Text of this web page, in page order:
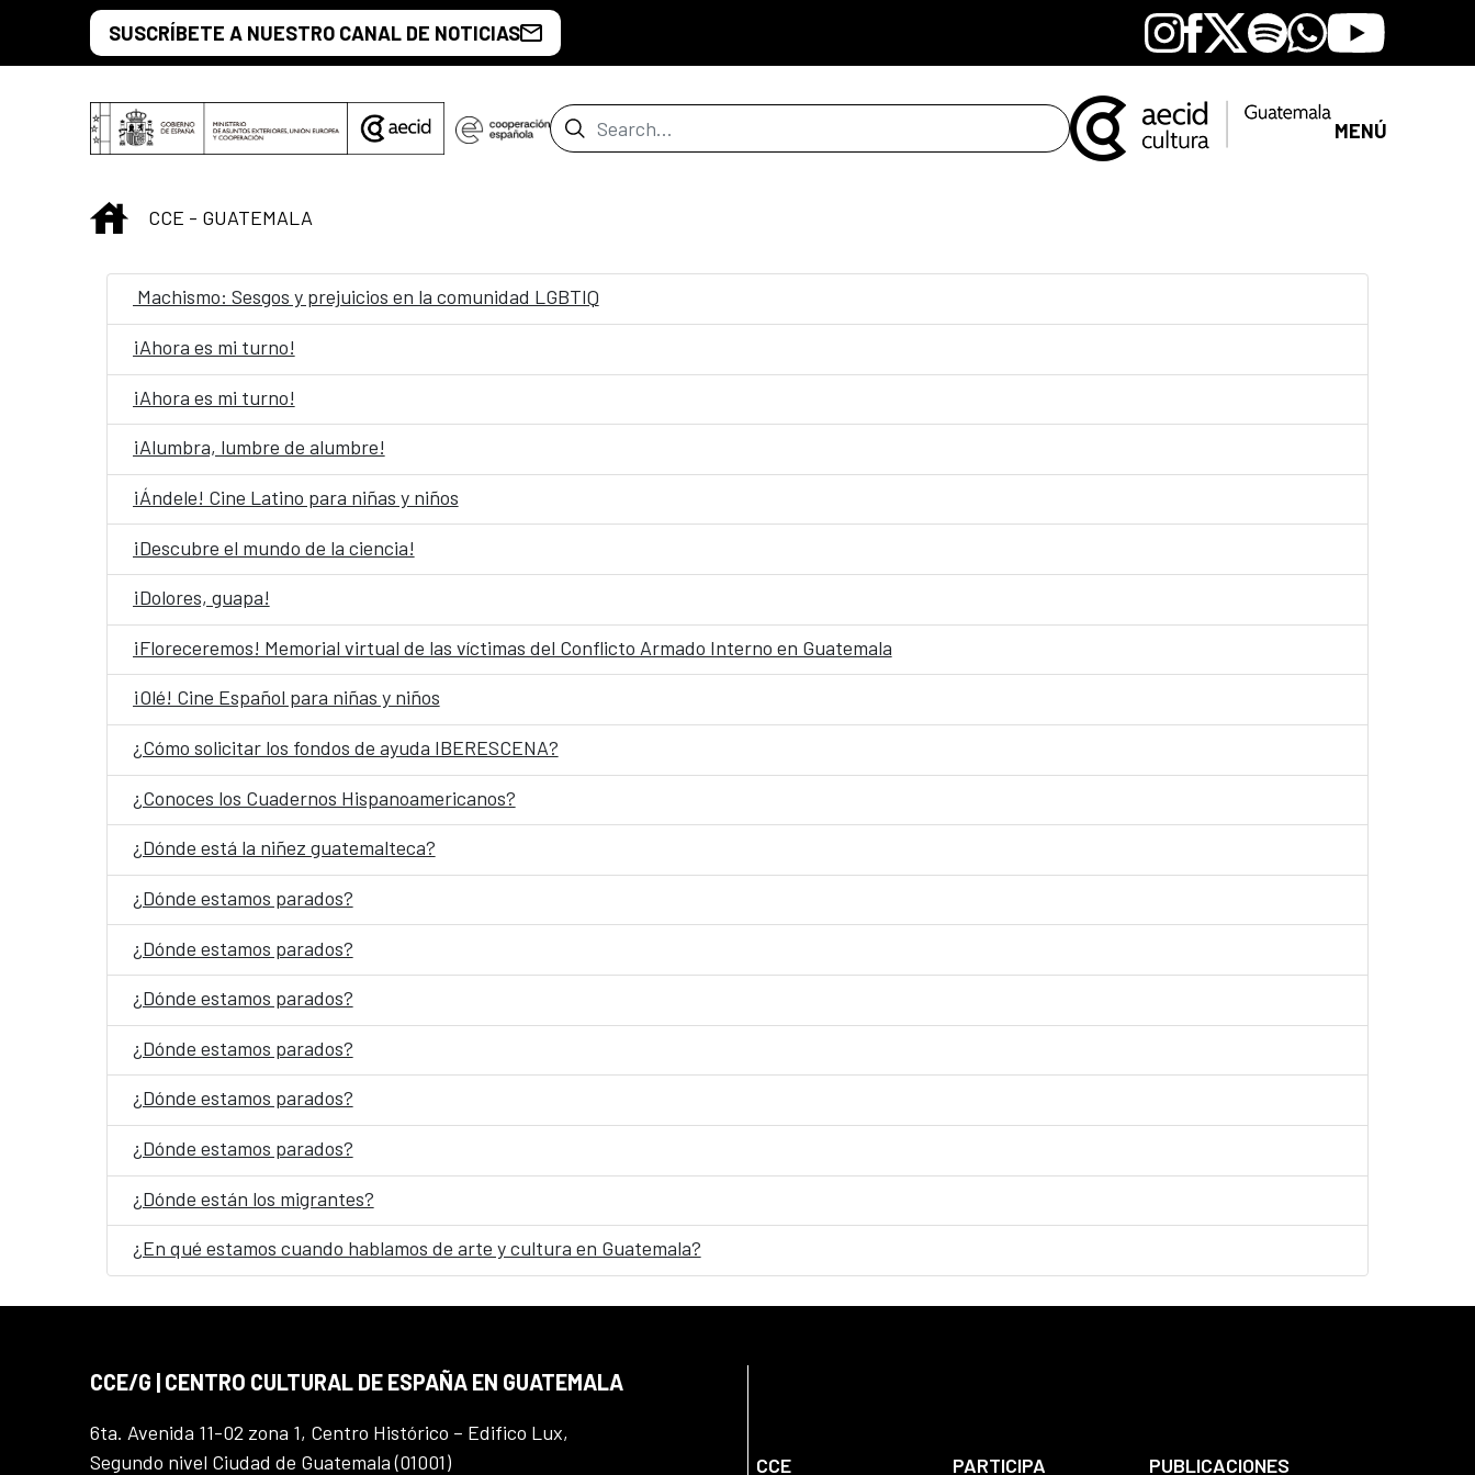
Skip to Main ContentSUSCRÍBETE A NUESTRO CANAL DE NOTICIAS Instagram
Facebook
X SpotifyWhatsapp
Youtube
Search Bar MENÚ
INICIO
CCE - GUATEMALA
Machismo: Sesgos y prejuicios en la comunidad LGBTIQ
¡Ahora es mi turno!
¡Ahora es mi turno!
¡Alumbra, lumbre de alumbre!
¡Ándele! Cine Latino para niñas y niños
¡Descubre el mundo de la ciencia!
¡Dolores, guapa!
¡Floreceremos! Memorial virtual de las víctimas del Conflicto Armado Interno en Guatemala
¡Olé! Cine Español para niñas y niños
¿Cómo solicitar los fondos de ayuda IBERESCENA?
¿Conoces los Cuadernos Hispanoamericanos?
¿Dónde está la niñez guatemalteca?
¿Dónde estamos parados?
¿Dónde estamos parados?
¿Dónde estamos parados?
¿Dónde estamos parados?
¿Dónde estamos parados?
¿Dónde estamos parados?
¿Dónde están los migrantes?
¿En qué estamos cuando hablamos de arte y cultura en Guatemala?
CCE/G | CENTRO CULTURAL DE ESPAÑA EN GUATEMALA
6ta. Avenida 11-02 zona 1, Centro Histórico – Edifico Lux,
Segundo nivel Ciudad de Guatemala (01001)
CCE PARTICIPA PUBLICACIONES